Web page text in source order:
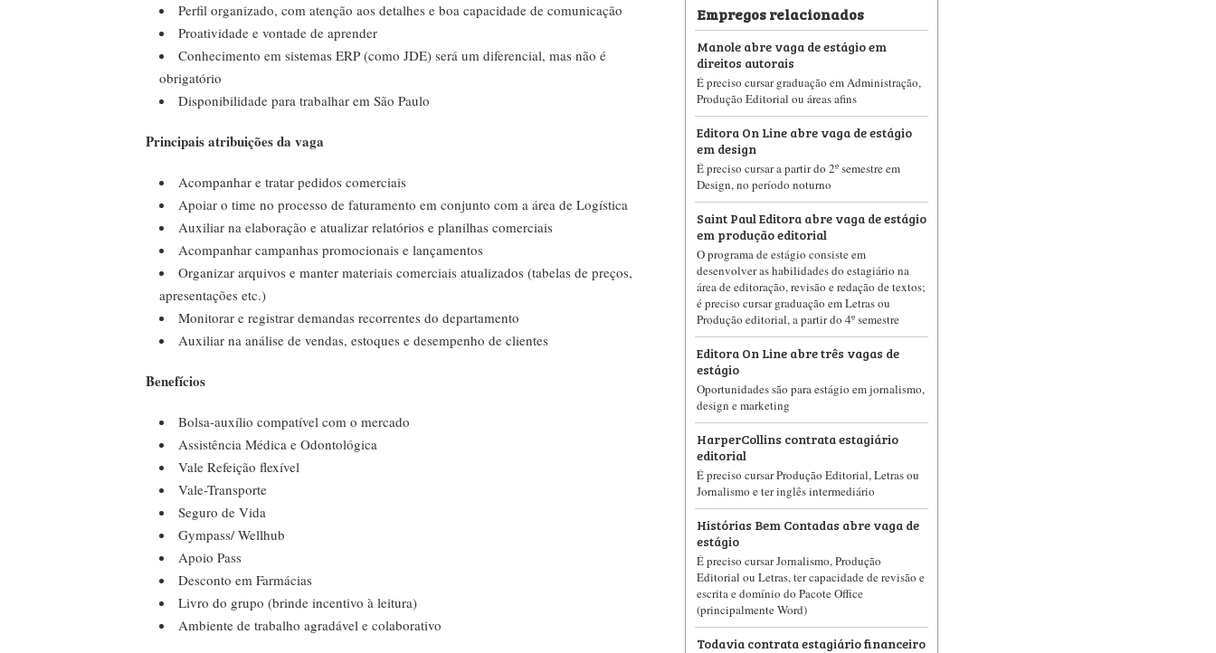
Perfil organizado, com atenção aos detalhes e boa capacidade de comunicação
Proatividade e vontade de aprender
Conhecimento em sistemas ERP (como JDE) será um diferencial, mas não é
obrigatório
Disponibilidade para trabalhar em São Paulo
Principais atribuições da vaga
Acompanhar e tratar pedidos comerciais
Apoiar o time no processo de faturamento em conjunto com a área de Logística
Auxiliar na elaboração e atualizar relatórios e planilhas comerciais
Acompanhar campanhas promocionais e lançamentos
Organizar arquivos e manter materiais comerciais atualizados (tabelas de preços,
apresentações etc.)
Monitorar e registrar demandas recorrentes do departamento
Auxiliar na análise de vendas, estoques e desempenho de clientes
Benefícios
Bolsa-auxílio compatível com o mercado
Assistência Médica e Odontológica
Vale Refeição flexível
Vale-Transporte
Seguro de Vida
Gympass/ Wellhub
Apoio Pass
Desconto em Farmácias
Livro do grupo (brinde incentivo à leitura)
Ambiente de trabalho agradável e colaborativo
Empregos relacionados
Manole abre vaga de estágio em
direitos autorais
É preciso cursar graduação em Administração,
Produção Editorial ou áreas afins
Editora On Line abre vaga de estágio
em design
É preciso cursar a partir do 2º semestre em
Design, no período noturno
Saint Paul Editora abre vaga de estágio
em produção editorial
O programa de estágio consiste em
desenvolver as habilidades do estagiário na
área de editoração, revisão e redação de textos;
é preciso cursar graduação em Letras ou
Produção editorial, a partir do 4º semestre
Editora On Line abre três vagas de
estágio
Oportunidades são para estágio em jornalismo,
design e marketing
HarperCollins contrata estagiário
editorial
É preciso cursar Produção Editorial, Letras ou
Jornalismo e ter inglês intermediário
Histórias Bem Contadas abre vaga de
estágio
É preciso cursar Jornalismo, Produção
Editorial ou Letras, ter capacidade de revisão e
escrita e domínio do Pacote Office
(principalmente Word)
Todavia contrata estagiário financeiro